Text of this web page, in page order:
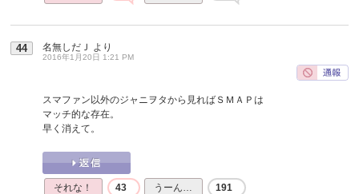
44 名無しだＪ より
2016年1月20日 1:21 PM
スマファン以外のジャニヲタから見ればＳＭＡＰは
マッチ的な存在。
早く消えて。
それな！ 43 うーん… 191